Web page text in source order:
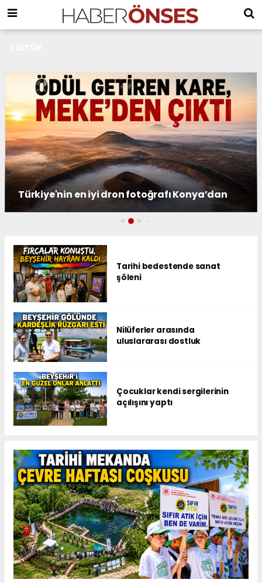
Kültürel mirasın spordaki gücü! Kökbörü
heyecanı
Tarihi bedestende sanat
şöleni
Nilüferler arasında
uluslararası dostluk
Çocuklar kendi sergilerinin
açılışını yaptı